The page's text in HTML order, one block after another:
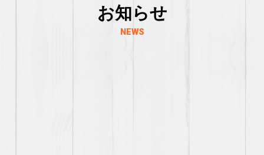
お知らせ
NEWS